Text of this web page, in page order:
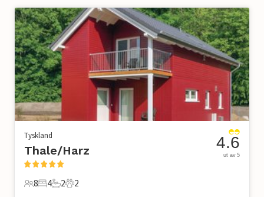
Tyskland
Thale/Harz
8 Gjester
8
4 Soverom
4
2 Bad
2
2 Kjæledyr
2
4.6
ut av 5